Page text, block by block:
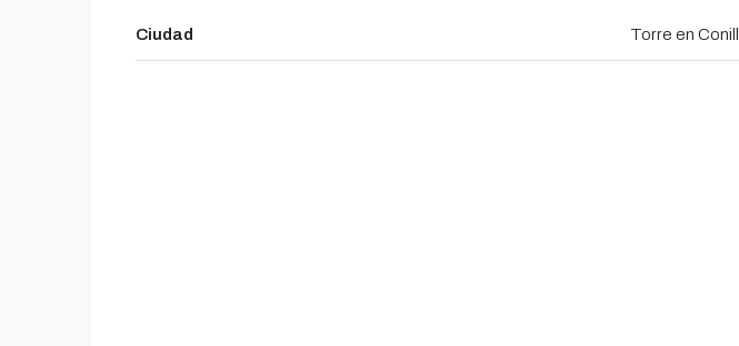
Ciudad Torre en Conill